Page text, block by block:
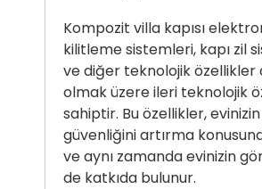
Kompozit villa kapısı
kilitleme sistemleri, kapı zil
ve diğer teknolojik özellikler
olmak üzere ileri teknolojik
sahiptir. Bu özellikler, evinizin
güvenliğini artırma
ve aynı zamanda evinizin
de katkıda bulunur.